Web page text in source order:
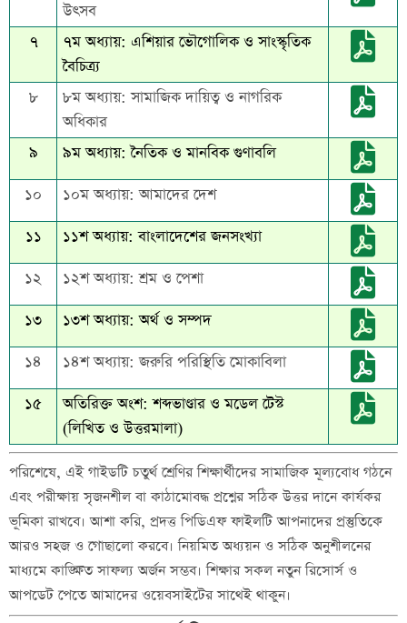
উৎসব
৭
৭ম অধ্যায়: এশিয়ার ভৌগোলিক ও সাংস্কৃতিক
বৈচিত্র্য
৮
৮ম অধ্যায়: সামাজিক দায়িত্ব ও নাগরিক
অধিকার
৯
৯ম অধ্যায়: নৈতিক ও মানবিক গুণাবলি
১০
১০ম অধ্যায়: আমাদের দেশ
১১
১১শ অধ্যায়: বাংলাদেশের জনসংখ্যা
১২
১২শ অধ্যায়: শ্রম ও পেশা
১৩
১৩শ অধ্যায়: অর্থ ও সম্পদ
১৪
১৪শ অধ্যায়: জরুরি পরিস্থিতি মোকাবিলা
১৫
অতিরিক্ত অংশ: শব্দভাণ্ডার ও মডেল টেস্ট
(লিখিত ও উত্তরমালা)
পরিশেষে, এই গাইডটি চতুর্থ শ্রেণির শিক্ষার্থীদের সামাজিক মূল্যবোধ গঠনে
এবং পরীক্ষায় সৃজনশীল বা কাঠামোবদ্ধ প্রশ্নের সঠিক উত্তর দানে কার্যকর
ভূমিকা রাখবে। আশা করি, প্রদত্ত পিডিএফ ফাইলটি আপনাদের প্রস্তুতিকে
আরও সহজ ও গোছালো করবে। নিয়মিত অধ্যয়ন ও সঠিক অনুশীলনের
মাধ্যমে কাঙ্ক্ষিত সাফল্য অর্জন সম্ভব। শিক্ষার সকল নতুন রিসোর্স ও
আপডেট পেতে আমাদের ওয়েবসাইটের সাথেই থাকুন।